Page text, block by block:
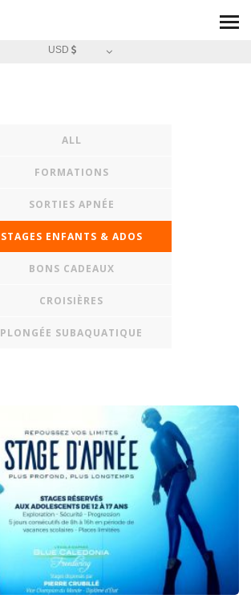
USD
ALL
FORMATIONS
SORTIES APNÉE
STAGES ENFANTS & ADOS
BONS CADEAUX
CROISIÈRES
PLONGÉE SUBAQUATIQUE